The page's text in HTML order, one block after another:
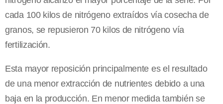
cada 100 kilos de nitrógeno extraídos vía cosecha de
granos, se repusieron 70 kilos de nitrógeno vía
fertilización.
Esta mayor reposición principalmente es el resultado
de una menor extracción de nutrientes debido a una
baja en la producción. En menor medida también se